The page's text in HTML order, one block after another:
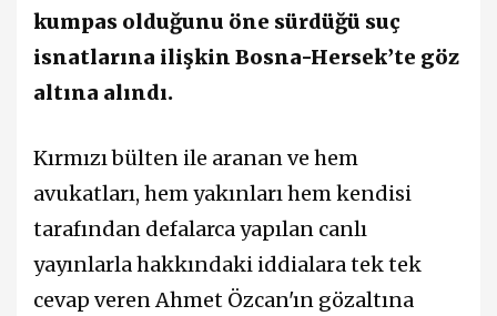
kumpas olduğunu öne sürdüğü suç
isnatlarına ilişkin Bosna-Hersek’te göz
altına alındı.
Kırmızı bülten ile aranan ve hem
avukatları, hem yakınları hem kendisi
tarafından defalarca yapılan canlı
yayınlarla hakkındaki iddialara tek tek
cevap veren Ahmet Özcan'ın gözaltına